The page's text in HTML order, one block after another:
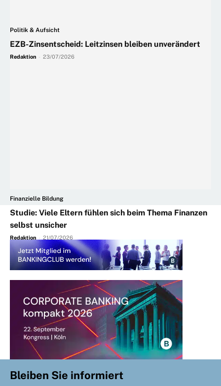
Politik & Aufsicht
EZB-Zinsentscheid: Leitzinsen bleiben unverändert
Redaktion 23/07/2026
Finanzielle Bildung
Studie: Viele Eltern fühlen sich beim Thema Finanzen
selbst unsicher
Redaktion - 21/07/2026
Bleiben Sie informiert